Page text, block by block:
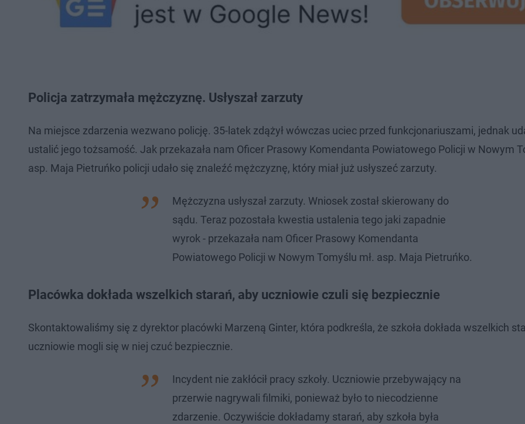
Policja zatrzymała mężczyznę. Usłyszał zarzuty
Na miejsce zdarzenia wezwano policję. 35-latek zdążył wówczas uciec przed funkcjonariuszami, jednak
ustalić jego tożsamość. Jak przekazała nam Oficer Prasowy Komendanta Powiatowego Policji w Nowym
asp. Maja Pietruńko policji udało się znaleźć mężczyznę, który miał już usłyszeć zarzuty.
Mężczyzna usłyszał zarzuty. Wniosek został skierowany do
sądu. Teraz pozostała kwestia ustalenia tego jaki zapadnie
wyrok - przekazała nam Oficer Prasowy Komendanta
Powiatowego Policji w Nowym Tomyślu mł. asp. Maja Pietruńko.
Placówka dokłada wszelkich starań, aby uczniowie czuli się bezpiecznie
Skontaktowaliśmy się z dyrektor placówki Marzeną Ginter, która podkreśla, że szkoła dokłada wszelkich
uczniowie mogli się w niej czuć bezpiecznie.
Incydent nie zakłócił pracy szkoły. Uczniowie przebywający na
przerwie nagrywali filmiki, ponieważ było to niecodzienne
zdarzenie. Oczywiście dokładamy starań, aby szkoła była